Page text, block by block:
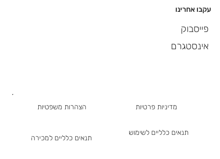
עקבו אחרינו
פייסבוק
אינסטגרם
מדיניות פרטיות
תנאים כלליים למכירה
תנאים כלליים לשימוש
הצהרות משפטיות